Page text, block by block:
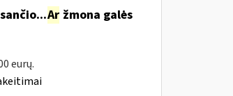
Aržmona galės
eurų.